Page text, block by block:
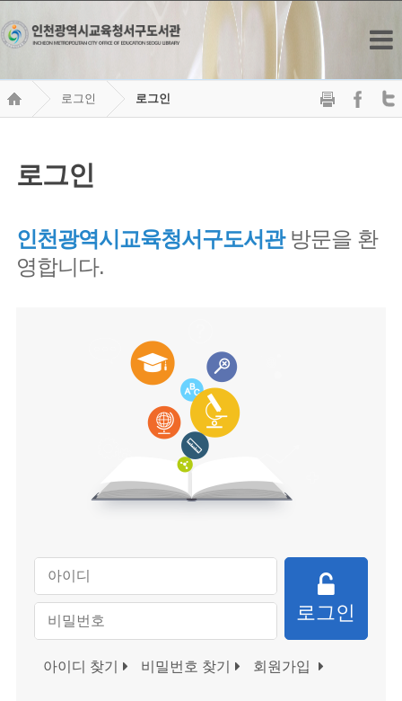
로그인 로그인
로그인
인천광역시교육청서구도서관 방문을 환
영합니다.
로그인
아이디 찾기 비밀번호 찾기 회원가입